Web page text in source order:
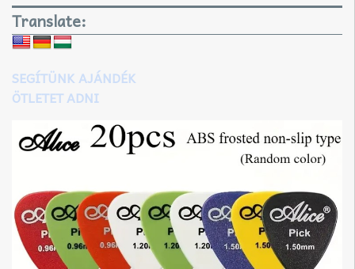
Translate:
SEGÍTÜNK AJÁNDÉK
ÖTLETET ADNI